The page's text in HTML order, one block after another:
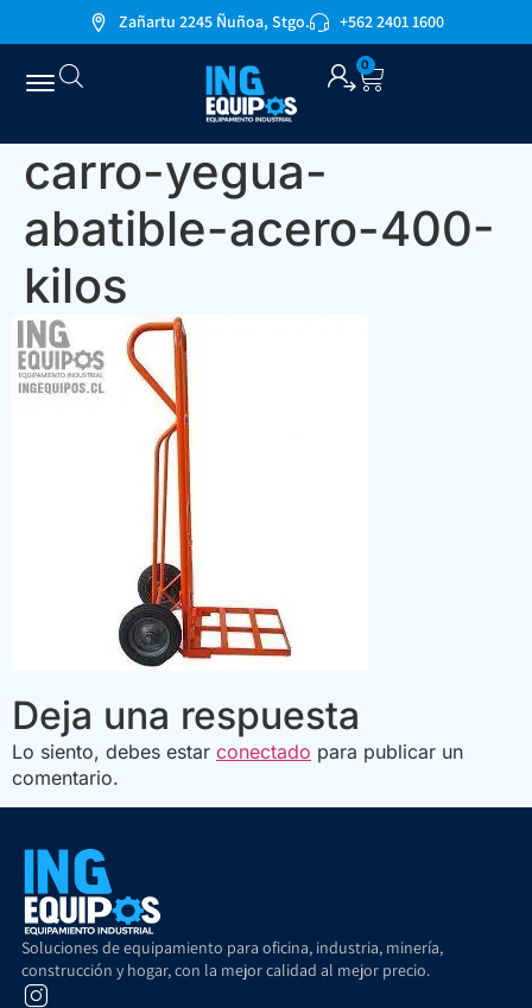
Zañartu 2245 Ñuñoa, Stgo. +562 2401 1600
0
carro-yegua-
abatible-acero-400-
kilos
Deja una respuesta
Lo siento, debes estar conectado para publicar un
comentario.
Soluciones de equipamiento para oficina, industria, minería,
construcción y hogar, con la mejor calidad al mejor precio.